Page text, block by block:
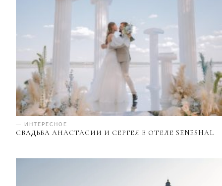
— ИНТЕРЕСНОЕ
СВАДЬБА АНАСТАСИИ И СЕРГЕЯ В ОТЕЛЕ SENESHAL